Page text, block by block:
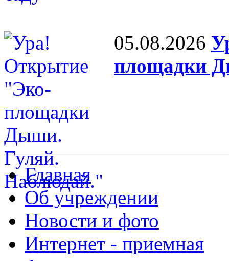
05.08.2026
площадки
Главная
Об учреждении
Новости и фото
Интернет - приемная